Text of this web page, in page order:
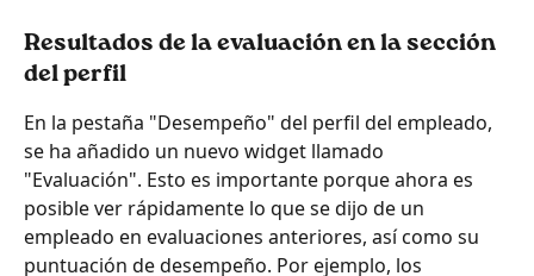
Resultados de la evaluación en la sección
del perfil
En la pestaña "Desempeño" del perfil del empleado,
se ha añadido un nuevo widget llamado
"Evaluación". Esto es importante porque ahora es
posible ver rápidamente lo que se dijo de un
empleado en evaluaciones anteriores, así como su
puntuación de desempeño. Por ejemplo, los